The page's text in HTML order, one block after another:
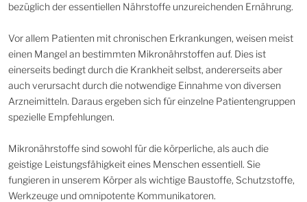
bezüglich der essentiellen Nährstoffe unzureichenden Ernährung.
Vor allem Patienten mit chronischen Erkrankungen, weisen meist
einen Mangel an bestimmten Mikronährstoffen auf. Dies ist
einerseits bedingt durch die Krankheit selbst, andererseits aber
auch verursacht durch die notwendige Einnahme von diversen
Arzneimitteln. Daraus ergeben sich für einzelne Patientengruppen
spezielle Empfehlungen.
Mikronährstoffe sind sowohl für die körperliche, als auch die
geistige Leistungsfähigkeit eines Menschen essentiell. Sie
fungieren in unserem Körper als wichtige Baustoffe, Schutzstoffe,
Werkzeuge und omnipotente Kommunikatoren.